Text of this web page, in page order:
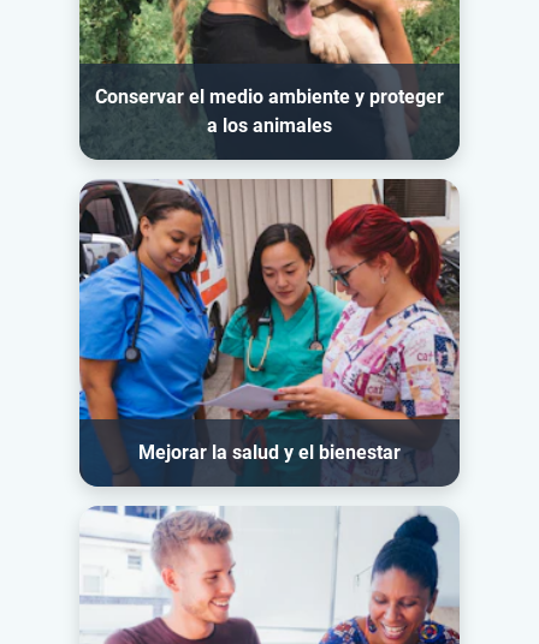
Conservar el medio ambiente y proteger
a los animales
Mejorar la salud y el bienestar